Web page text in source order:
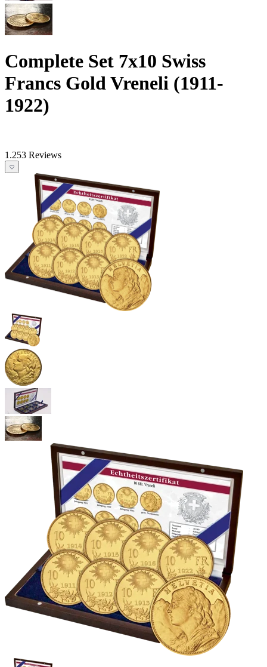
Complete Set 7x10 Swiss
Francs Gold Vreneli (1911-
1922)
1.253 Reviews